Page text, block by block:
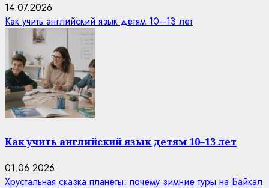
14.07.2026
Как учить английский язык детям 10–13 лет
Как учить английский язык детям 10–13 лет
01.06.2026
Хрустальная сказка планеты: почему зимние туры на Байкал